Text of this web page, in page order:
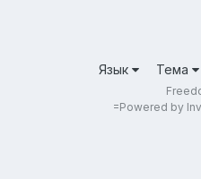
Язык Тема
=Powered by